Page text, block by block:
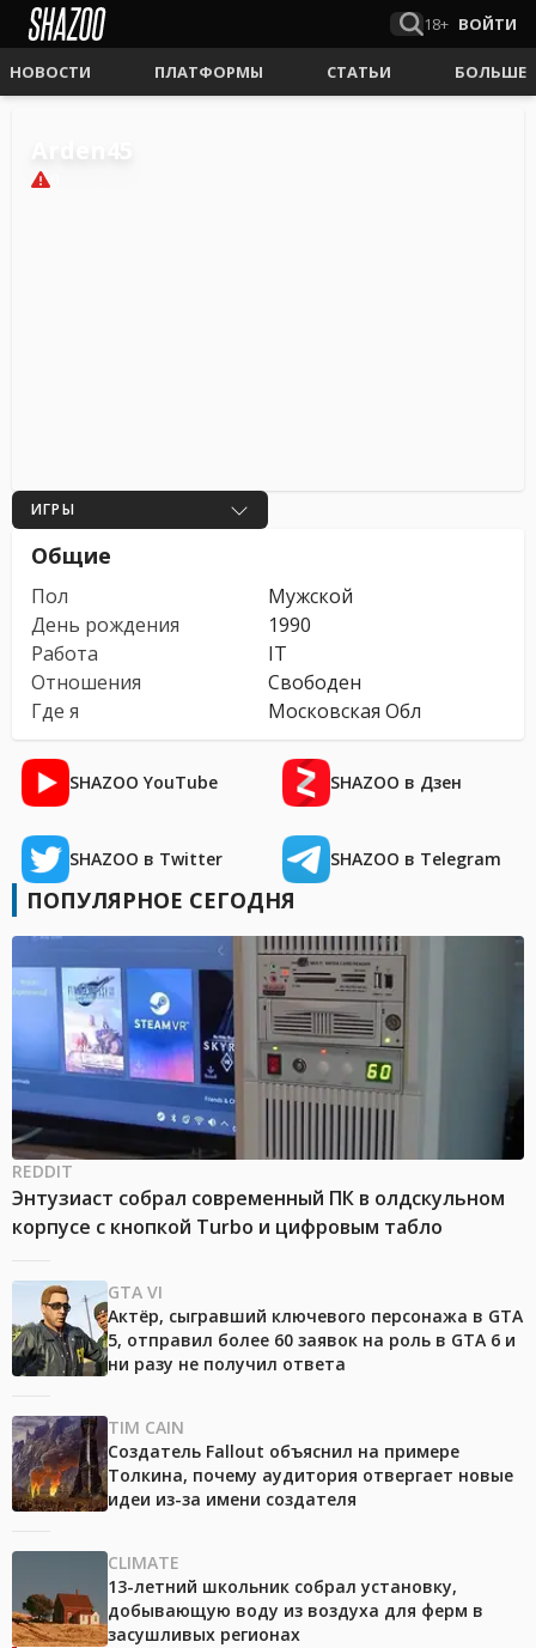
18+ ВОЙТИ
НОВОСТИ ПЛАТФОРМЫ СТАТЬИ БОЛЬШЕ
ИГРЫ
Общие
Пол
Мужской
День рождения
1990
Работа
IT
Отношения
Свободен
Где я
Московская Обл
SHAZOO YouTube SHAZOO в Дзен
SHAZOO в Twitter SHAZOO в Telegram
ПОПУЛЯРНОЕ СЕГОДНЯ
REDDIT
Энтузиаст собрал современный ПК в олдскульном
корпусе с кнопкой Turbo и цифровым табло
GTA VI
Актёр, сыгравший ключевого персонажа в GTA
5, отправил более 60 заявок на роль в GTA 6 и
ни разу не получил ответа
TIM CAIN
Создатель Fallout объяснил на примере
Толкина, почему аудитория отвергает новые
идеи из-за имени создателя
CLIMATE
13-летний школьник собрал установку,
добывающую воду из воздуха для ферм в
засушливых регионах